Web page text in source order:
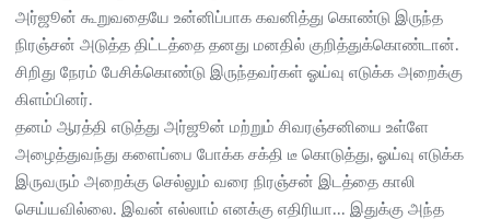
அர்ஜூன் கூறுவதையே உன்னிப்பாக கவனித்து கொண்டு இருந்த
நிரஞ்சன் அடுத்த திட்டத்தை தனது மனதில் குறித்துக்கொண்டான்.
சிறிது நேரம் பேசிக்கொண்டு இருந்தவர்கள் ஓய்வு எடுக்க அறைக்கு
கிளம்பினர்.
தனம் ஆரத்தி எடுத்து அர்ஜூன் மற்றும் சிவரஞ்சனியை உள்ளே
அழைத்துவந்து களைப்பை போக்க சக்தி டீ கொடுத்து, ஓய்வு எடுக்க
இருவரும் அறைக்கு செல்லும் வரை நிரஞ்சன் இடத்தை காலி
செய்யவில்லை. இவன் எல்லாம் எனக்கு எதிரியா... இதுக்கு அந்த